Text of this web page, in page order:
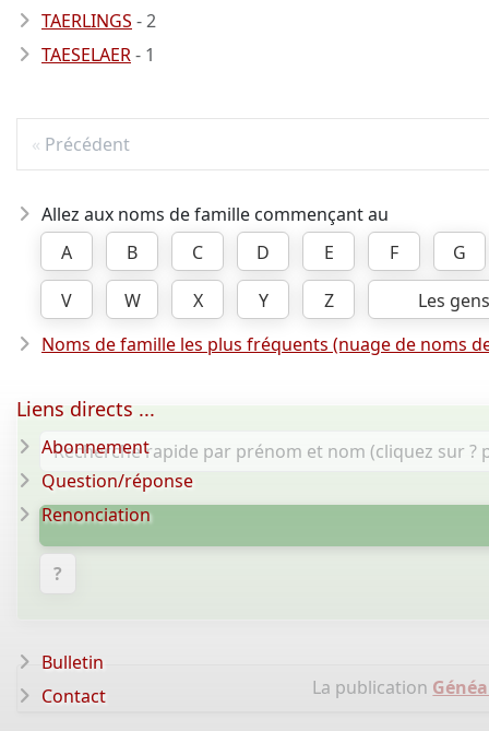
TAERLINGS - 2
TAESELAER- 1
Précédent
Allez aux noms de famille commençant au
A
B C D E F
G
V
W X Y Z
Les
Noms de famille les plus fréquents (nuage de noms
?
La publication
Liens directs ...
Abonnement
Question/réponse
Renonciation
Bulletin
Contact